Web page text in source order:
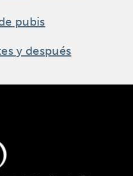
pubis
y después